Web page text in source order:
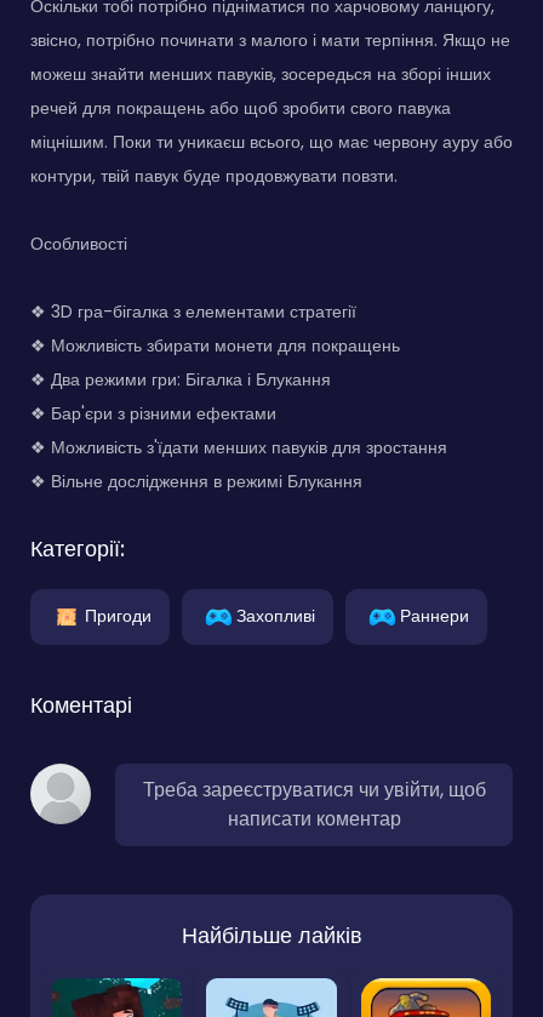
Оскільки тобі потрібно підніматися по харчовому ланцюгу,
звісно, потрібно починати з малого і мати терпіння. Якщо не
можеш знайти менших павуків, зосередься на зборі інших
речей для покращень або щоб зробити свого павука
міцнішим. Поки ти уникаєш всього, що має червону ауру або
контури, твій павук буде продовжувати повзти.
Особливості
❖ 3D гра-бігалка з елементами стратегії
❖ Можливість збирати монети для покращень
❖ Два режими гри: Бігалка і Блукання
❖ Бар'єри з різними ефектами
❖ Можливість з'їдати менших павуків для зростання
❖ Вільне дослідження в режимі Блукання
Категорії:
Пригоди Захопливі Раннери
Коментарі
Треба зареєструватися чи увійти, щоб
написати коментар
Найбільше лайків